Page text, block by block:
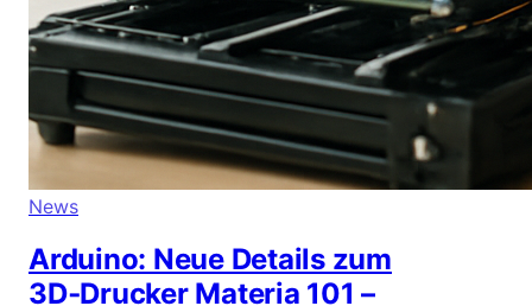
News
Arduino: Neue Details zum
3D‑Drucker Materia 101 –